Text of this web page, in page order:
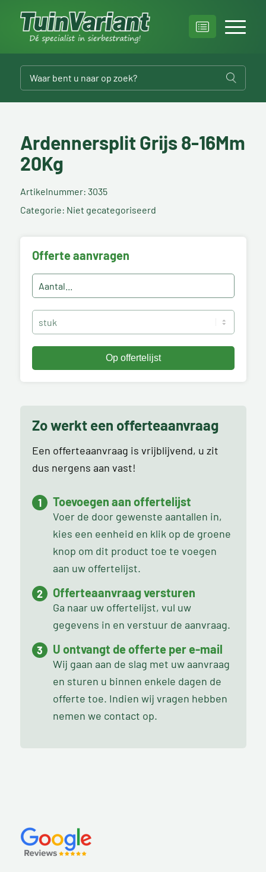
Ardennersplit Grijs 8-16Mm
20Kg
Artikelnummer: 3035
Categorie: Niet gecategoriseerd
Offerte aanvragen
Zo werkt een offerteaanvraag
Een offerteaanvraag is vrijblijvend, u zit
dus nergens aan vast!
Toevoegen aan offertelijst
Voer de door gewenste aantallen in,
kies een eenheid en klik op de groene
knop om dit product toe te voegen
aan uw offertelijst.
Offerteaanvraag versturen
Ga naar uw offertelijst, vul uw
gegevens in en verstuur de aanvraag.
U ontvangt de offerte per e-mail
Wij gaan aan de slag met uw aanvraag
en sturen u binnen enkele dagen de
offerte toe. Indien wij vragen hebben
nemen we contact op.